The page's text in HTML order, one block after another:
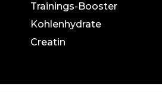
Trainings-Booster
Kohlenhydrate
Creatin